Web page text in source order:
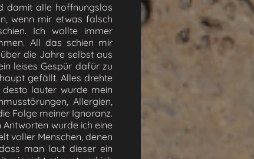
damit alle hoffnungslos
wenn mir etwas falsch
Ich wollte immer
All das schien mir
die Jahre selbst aus
leises Gespür dafür zu
gefällt. Alles drehte
lauter wurde mein
Allergien,
Folge meiner Ignoranz.
wurde ich eine
voller Menschen, denen
man laut dieser ein